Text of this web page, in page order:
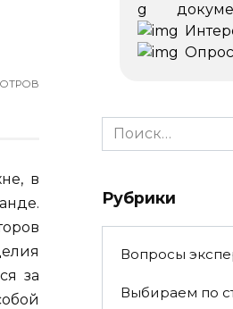
в
за
Search
for:
Рубрики
Вопросы
Выбираем по